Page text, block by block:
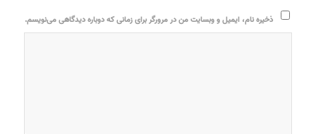
ذخیره نام، ایمیل و وبسایت من در مرورگر برای زمانی که دوباره دیدگاهی می‌نویسم.